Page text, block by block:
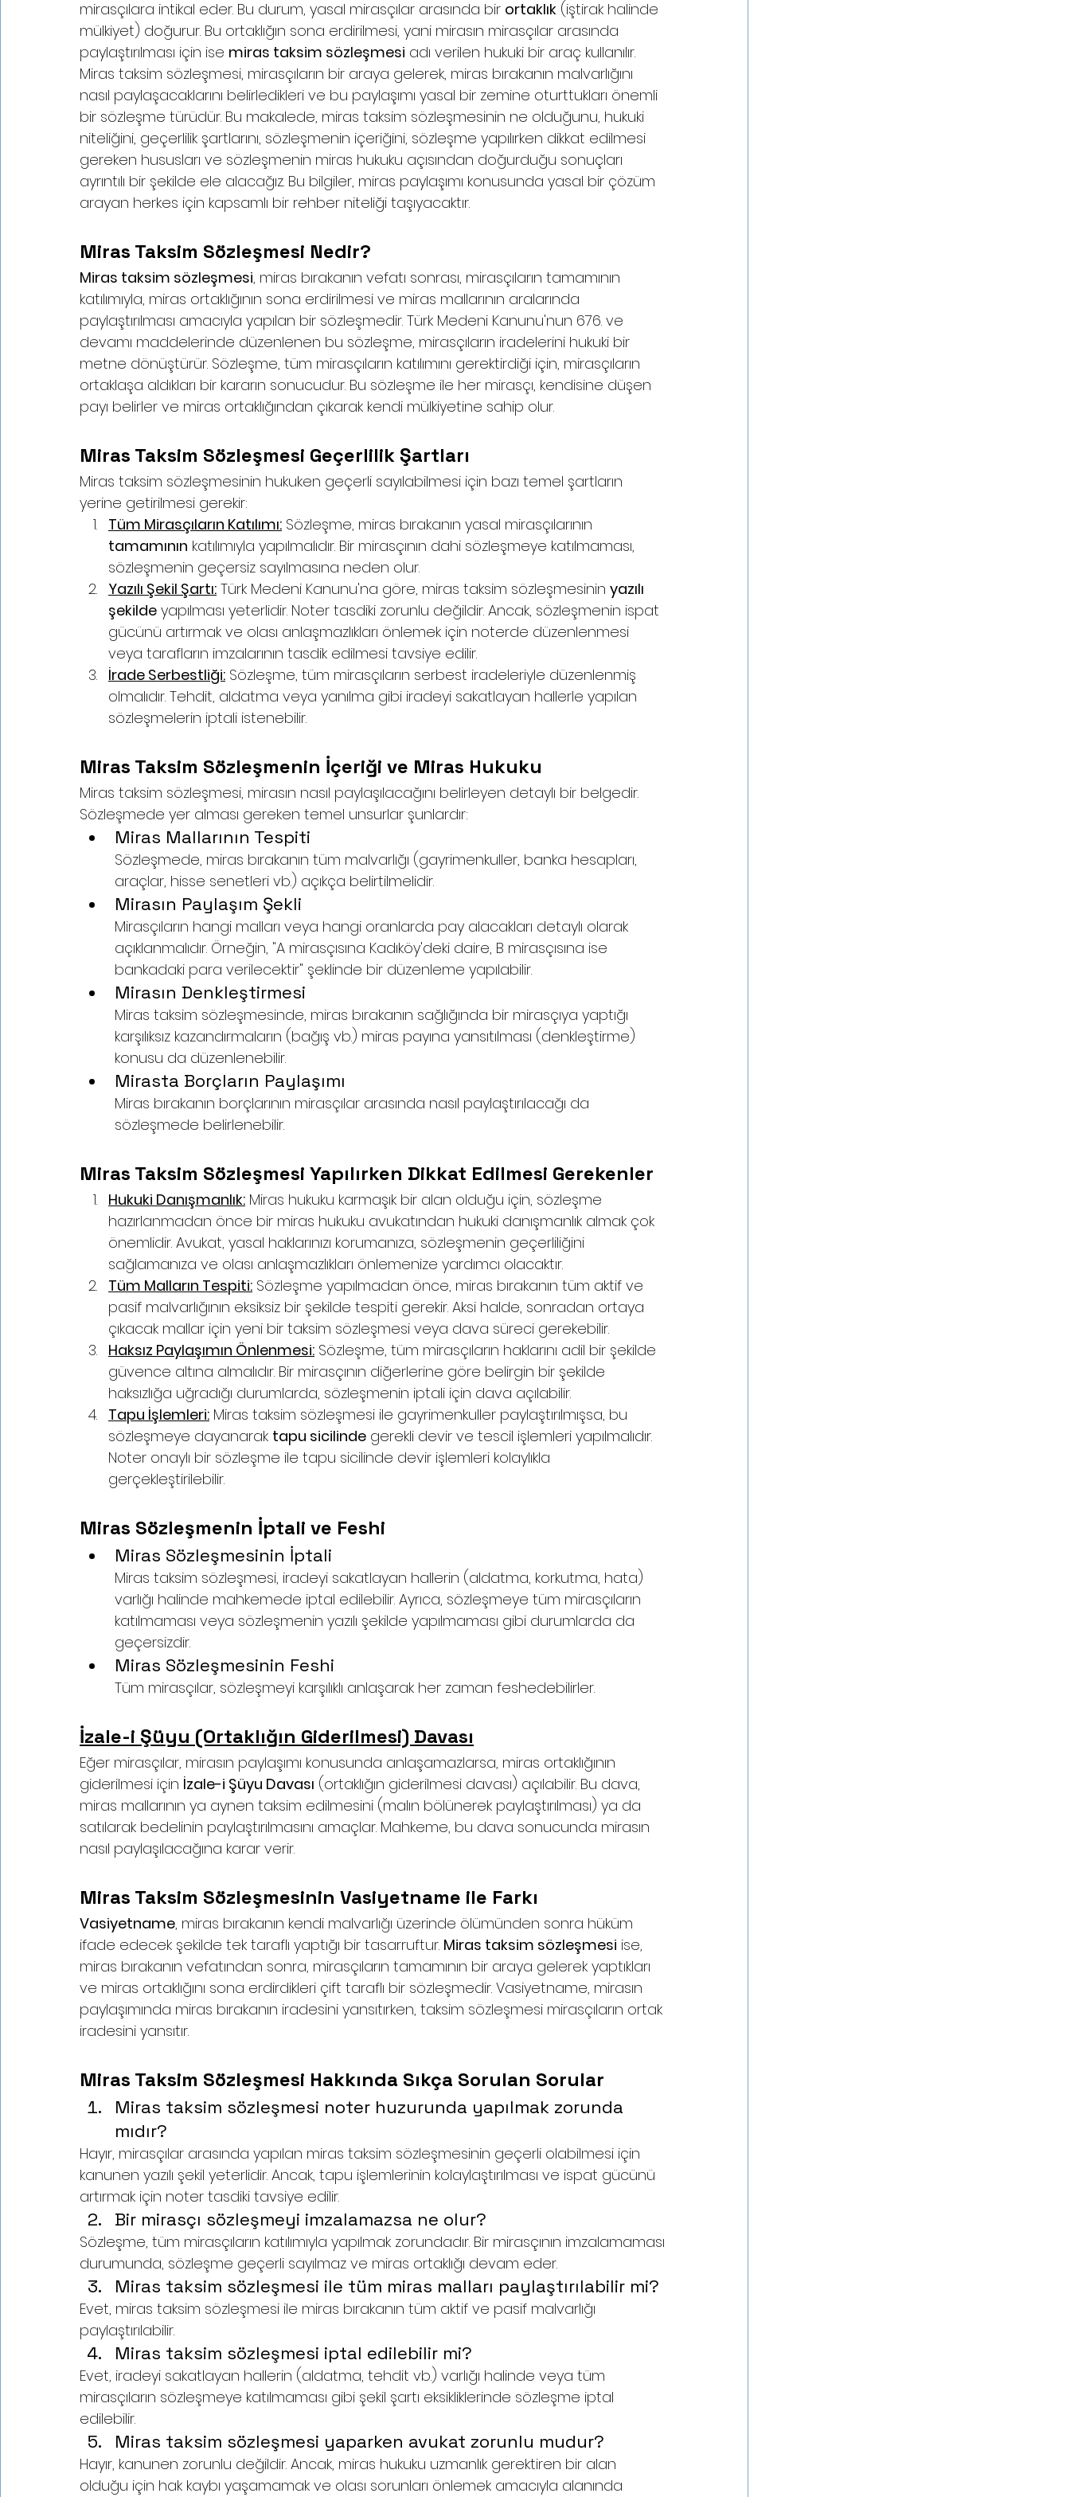
mirasçılara intikal eder. Bu durum, yasal mirasçılar arasında bir ortaklık (iştirak halinde
mülkiyet) doğurur. Bu ortaklığın sona erdirilmesi, yani mirasın mirasçılar arasında
paylaştırılması için ise miras taksim sözleşmesi adı verilen hukuki bir araç kullanılır.
Miras taksim sözleşmesi, mirasçıların bir araya gelerek, miras bırakanın malvarlığını
nasıl paylaşacaklarını belirledikleri ve bu paylaşımı yasal bir zemine oturttukları önemli
bir sözleşme türüdür. Bu makalede, miras taksim sözleşmesinin ne olduğunu, hukuki
niteliğini, geçerlilik şartlarını, sözleşmenin içeriğini, sözleşme yapılırken dikkat edilmesi
gereken hususları ve sözleşmenin miras hukuku açısından doğurduğu sonuçları
ayrıntılı bir şekilde ele alacağız. Bu bilgiler, miras paylaşımı konusunda yasal bir çözüm
arayan herkes için kapsamlı bir rehber niteliği taşıyacaktır.
Miras Taksim Sözleşmesi Nedir?
Miras taksim sözleşmesi, miras bırakanın vefatı sonrası, mirasçıların tamamının
katılımıyla, miras ortaklığının sona erdirilmesi ve miras mallarının aralarında
paylaştırılması amacıyla yapılan bir sözleşmedir. Türk Medeni Kanunu'nun 676. ve
devamı maddelerinde düzenlenen bu sözleşme, mirasçıların iradelerini hukuki bir
metne dönüştürür. Sözleşme, tüm mirasçıların katılımını gerektirdiği için, mirasçıların
ortaklaşa aldıkları bir kararın sonucudur. Bu sözleşme ile her mirasçı, kendisine düşen
payı belirler ve miras ortaklığından çıkarak kendi mülkiyetine sahip olur.
Miras Taksim Sözleşmesi Geçerlilik Şartları
Miras taksim sözleşmesinin hukuken geçerli sayılabilmesi için bazı temel şartların
yerine getirilmesi gerekir:
Tüm Mirasçıların Katılımı: Sözleşme, miras bırakanın yasal mirasçılarının
tamamının katılımıyla yapılmalıdır. Bir mirasçının dahi sözleşmeye katılmaması,
sözleşmenin geçersiz sayılmasına neden olur.
Yazılı Şekil Şartı: Türk Medeni Kanunu'na göre, miras taksim sözleşmesinin yazılı
şekilde yapılması yeterlidir. Noter tasdiki zorunlu değildir. Ancak, sözleşmenin ispat
gücünü artırmak ve olası anlaşmazlıkları önlemek için noterde düzenlenmesi
veya tarafların imzalarının tasdik edilmesi tavsiye edilir.
İrade Serbestliği: Sözleşme, tüm mirasçıların serbest iradeleriyle düzenlenmiş
olmalıdır. Tehdit, aldatma veya yanılma gibi iradeyi sakatlayan hallerle yapılan
sözleşmelerin iptali istenebilir.
Miras Taksim Sözleşmenin İçeriği ve Miras Hukuku
Miras taksim sözleşmesi, mirasın nasıl paylaşılacağını belirleyen detaylı bir belgedir.
Sözleşmede yer alması gereken temel unsurlar şunlardır:
Miras Mallarının Tespiti
Sözleşmede, miras bırakanın tüm malvarlığı (gayrimenkuller, banka hesapları,
araçlar, hisse senetleri vb.) açıkça belirtilmelidir.
Mirasın Paylaşım Şekli
Mirasçıların hangi malları veya hangi oranlarda pay alacakları detaylı olarak
açıklanmalıdır. Örneğin, "A mirasçısına Kadıköy'deki daire, B mirasçısına ise
bankadaki para verilecektir" şeklinde bir düzenleme yapılabilir.
Mirasın Denkleştirmesi
Miras taksim sözleşmesinde, miras bırakanın sağlığında bir mirasçıya yaptığı
karşılıksız kazandırmaların (bağış vb.) miras payına yansıtılması (denkleştirme)
konusu da düzenlenebilir.
Mirasta Borçların Paylaşımı
Miras bırakanın borçlarının mirasçılar arasında nasıl paylaştırılacağı da
sözleşmede belirlenebilir.
Miras Taksim Sözleşmesi Yapılırken Dikkat Edilmesi Gerekenler
Hukuki Danışmanlık: Miras hukuku karmaşık bir alan olduğu için, sözleşme
hazırlanmadan önce bir miras hukuku avukatından hukuki danışmanlık almak çok
önemlidir. Avukat, yasal haklarınızı korumanıza, sözleşmenin geçerliliğini
sağlamanıza ve olası anlaşmazlıkları önlemenize yardımcı olacaktır.
Tüm Malların Tespiti: Sözleşme yapılmadan önce, miras bırakanın tüm aktif ve
pasif malvarlığının eksiksiz bir şekilde tespiti gerekir. Aksi halde, sonradan ortaya
çıkacak mallar için yeni bir taksim sözleşmesi veya dava süreci gerekebilir.
Haksız Paylaşımın Önlenmesi: Sözleşme, tüm mirasçıların haklarını adil bir şekilde
güvence altına almalıdır. Bir mirasçının diğerlerine göre belirgin bir şekilde
haksızlığa uğradığı durumlarda, sözleşmenin iptali için dava açılabilir.
Tapu İşlemleri: Miras taksim sözleşmesi ile gayrimenkuller paylaştırılmışsa, bu
sözleşmeye dayanarak tapu sicilinde gerekli devir ve tescil işlemleri yapılmalıdır.
Noter onaylı bir sözleşme ile tapu sicilinde devir işlemleri kolaylıkla
gerçekleştirilebilir.
Miras Sözleşmenin İptali ve Feshi
Miras Sözleşmesinin İptali
Miras taksim sözleşmesi, iradeyi sakatlayan hallerin (aldatma, korkutma, hata)
varlığı halinde mahkemede iptal edilebilir. Ayrıca, sözleşmeye tüm mirasçıların
katılmaması veya sözleşmenin yazılı şekilde yapılmaması gibi durumlarda da
geçersizdir.
Miras Sözleşmesinin Feshi
Tüm mirasçılar, sözleşmeyi karşılıklı anlaşarak her zaman feshedebilirler.
İzale-i Şüyu (Ortaklığın Giderilmesi) Davası
Eğer mirasçılar, mirasın paylaşımı konusunda anlaşamazlarsa, miras ortaklığının
giderilmesi için İzale-i Şüyu Davası (ortaklığın giderilmesi davası) açılabilir. Bu dava,
miras mallarının ya aynen taksim edilmesini (malın bölünerek paylaştırılması) ya da
satılarak bedelinin paylaştırılmasını amaçlar. Mahkeme, bu dava sonucunda mirasın
nasıl paylaşılacağına karar verir.
Miras Taksim Sözleşmesinin Vasiyetname ile Farkı
Vasiyetname, miras bırakanın kendi malvarlığı üzerinde ölümünden sonra hüküm
ifade edecek şekilde tek taraflı yaptığı bir tasarruftur. Miras taksim sözleşmesi ise,
miras bırakanın vefatından sonra, mirasçıların tamamının bir araya gelerek yaptıkları
ve miras ortaklığını sona erdirdikleri çift taraflı bir sözleşmedir. Vasiyetname, mirasın
paylaşımında miras bırakanın iradesini yansıtırken, taksim sözleşmesi mirasçıların ortak
iradesini yansıtır.
Miras Taksim Sözleşmesi Hakkında Sıkça Sorulan Sorular
Miras taksim sözleşmesi noter huzurunda yapılmak zorunda
mıdır?
Hayır, mirasçılar arasında yapılan miras taksim sözleşmesinin geçerli olabilmesi için
kanunen yazılı şekil yeterlidir. Ancak, tapu işlemlerinin kolaylaştırılması ve ispat gücünü
artırmak için noter tasdiki tavsiye edilir.
Bir mirasçı sözleşmeyi imzalamazsa ne olur?
Sözleşme, tüm mirasçıların katılımıyla yapılmak zorundadır. Bir mirasçının imzalamaması
durumunda, sözleşme geçerli sayılmaz ve miras ortaklığı devam eder.
Miras taksim sözleşmesi ile tüm miras malları paylaştırılabilir mi?
Evet, miras taksim sözleşmesi ile miras bırakanın tüm aktif ve pasif malvarlığı
paylaştırılabilir.
Miras taksim sözleşmesi iptal edilebilir mi?
Evet, iradeyi sakatlayan hallerin (aldatma, tehdit vb.) varlığı halinde veya tüm
mirasçıların sözleşmeye katılmaması gibi şekil şartı eksikliklerinde sözleşme iptal
edilebilir.
Miras taksim sözleşmesi yaparken avukat zorunlu mudur?
Hayır, kanunen zorunlu değildir. Ancak, miras hukuku uzmanlık gerektiren bir alan
olduğu için hak kaybı yaşamamak ve olası sorunları önlemek amacıyla alanında